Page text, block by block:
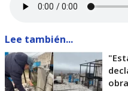
Lee también...